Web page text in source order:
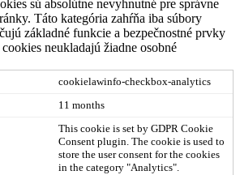
sú absolútne nevyhnutné pre správne
Táto kategória zahŕňa iba súbory
základné funkcie a bezpečnostné prvky
neukladajú žiadne osobné
cookielawinfo-checkbox-analytics
11 months
This cookie is set by GDPR Cookie
Consent plugin. The cookie is used to
store the user consent for the cookies
in the category "Analytics".